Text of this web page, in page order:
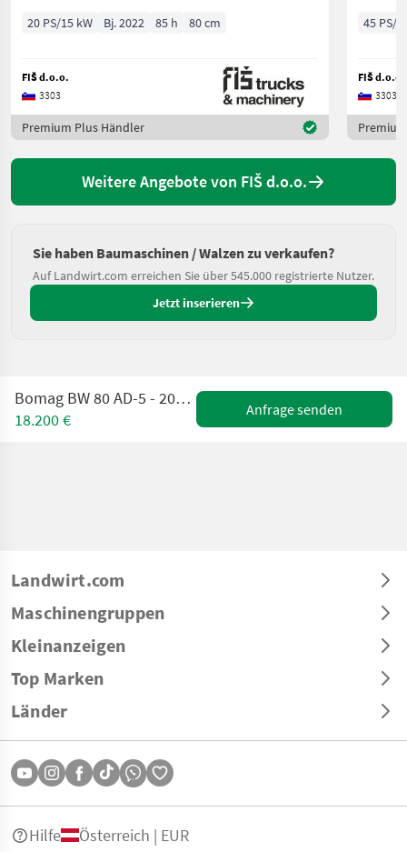
20 PS/15 kW Bj. 2022 85 h 80 cm
FIŠ d.o.o.
3303
Premium Plus Händler
45 PS/
FIŠ d.o.o.
3303
Weitere Angebote von FIŠ d.o.o.
Sie haben Baumaschinen / Walzen zu verkaufen?
Auf Landwirt.com erreichen Sie über 545.000 registrierte Nutzer.
Jetzt inserieren
Bomag BW 80 AD-5 - 2022 YEAR - 55 WORKING HOURS
18.200 €
Anfrage senden
Landwirt.com
Maschinengruppen
Kleinanzeigen
Top Marken
Länder
Hilfe Österreich | EUR